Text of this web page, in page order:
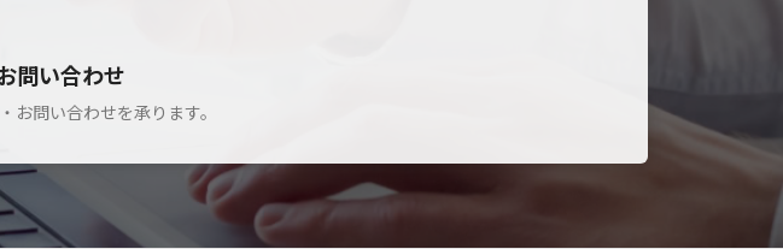
問い合わせ
お問い合わせを承ります。